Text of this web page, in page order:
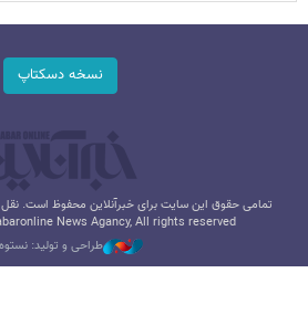
نسخه دسکتاپ
تمامی حقوق این سایت برای خبرآنلاین محفوظ است. نقل
News Agancy, All rights reserved
طراحی و تولید: نستوه